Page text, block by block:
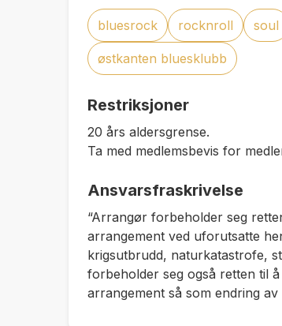
bluesrock rocknroll soul
østkanten bluesklubb
Restriksjoner
20 års aldersgrense.
Ta med medlemsbevis for
Ansvarsfraskrivelse
“Arrangør forbeholder seg
arrangement ved uforutsatte
krigsutbrudd, naturkatastrofe,
forbeholder seg også retten til
arrangement så som endring